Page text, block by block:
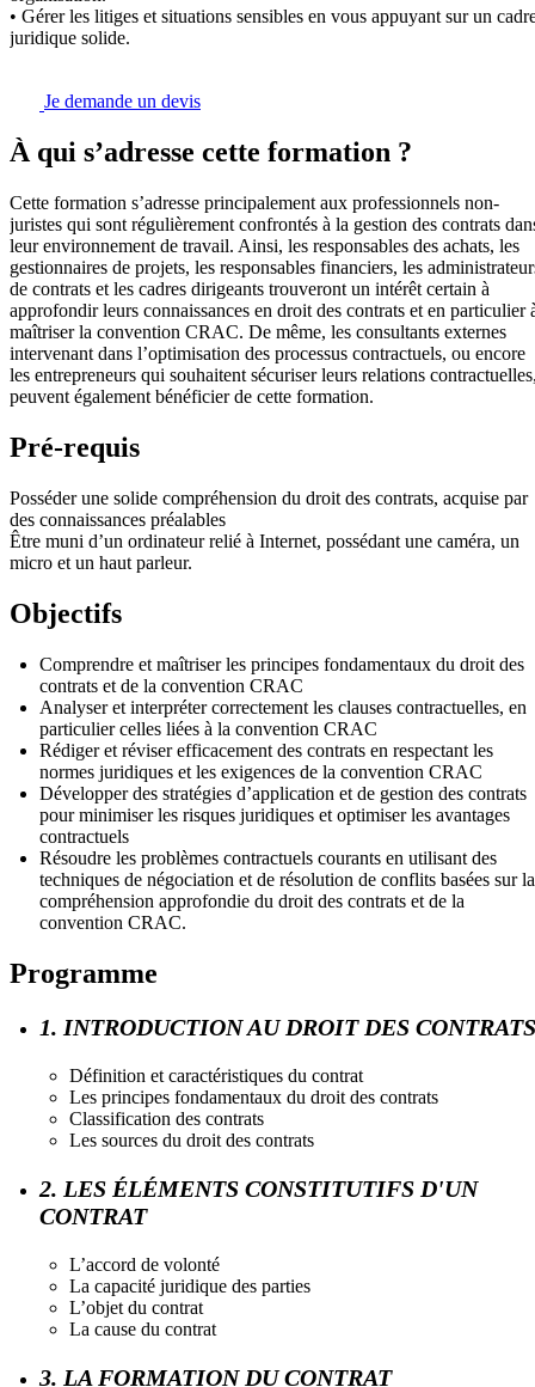
• Gérer les litiges et situations sensibles en vous appuyant sur un
juridique solide.
Je demande un devis
À qui s’adresse cette formation ?
Cette formation s’adresse principalement aux professionnels non-
juristes qui sont régulièrement confrontés à la gestion des contrats
leur environnement de travail. Ainsi, les responsables des achats, les
gestionnaires de projets, les responsables financiers, les
de contrats et les cadres dirigeants trouveront un intérêt certain à
approfondir leurs connaissances en droit des contrats et en particulier
maîtriser la convention CRAC. De même, les consultants externes
intervenant dans l’optimisation des processus contractuels, ou encore
les entrepreneurs qui souhaitent sécuriser leurs relations
peuvent également bénéficier de cette formation.
Pré-requis
Posséder une solide compréhension du droit des contrats, acquise par
des connaissances préalables
Être muni d’un ordinateur relié à Internet, possédant une caméra, un
micro et un haut parleur.
Objectifs
Comprendre et maîtriser les principes fondamentaux du droit des
contrats et de la convention CRAC
Analyser et interpréter correctement les clauses contractuelles, en
particulier celles liées à la convention CRAC
Rédiger et réviser efficacement des contrats en respectant les
normes juridiques et les exigences de la convention CRAC
Développer des stratégies d’application et de gestion des contrats
pour minimiser les risques juridiques et optimiser les avantages
contractuels
Résoudre les problèmes contractuels courants en utilisant des
techniques de négociation et de résolution de conflits basées sur la
compréhension approfondie du droit des contrats et de la
convention CRAC.
Programme
1. INTRODUCTION AU DROIT DES CONTRATS
Définition et caractéristiques du contrat
Les principes fondamentaux du droit des contrats
Classification des contrats
Les sources du droit des contrats
2. LES ÉLÉMENTS CONSTITUTIFS D'UN
CONTRAT
L’accord de volonté
La capacité juridique des parties
L’objet du contrat
La cause du contrat
3. LA FORMATION DU CONTRAT